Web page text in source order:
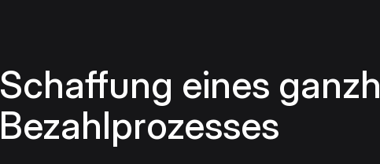
Schaffung eines
Bezahlprozesses